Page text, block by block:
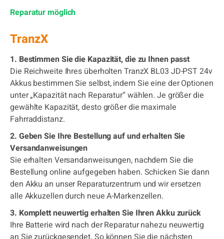
Reparatur möglich
TranzX
1. Bestimmen Sie die Kapazität, die zu Ihnen passt
Die Reichweite Ihres überholten TranzX BL03 JD-PST 24v
Akkus bestimmen Sie selbst, indem Sie eine der Optionen
unter „Kapazität nach Reparatur“ wählen. Je größer die
gewählte Kapazität, desto größer die maximale
Fahrraddistanz.
2. Geben Sie Ihre Bestellung auf und erhalten Sie
Versandanweisungen
Sie erhalten Versandanweisungen, nachdem Sie die
Bestellung online aufgegeben haben. Schicken Sie dann
den Akku an unser Reparaturzentrum und wir ersetzen
alle Akkuzellen durch neue A-Markenzellen.
3. Komplett neuwertig erhalten Sie Ihren Akku zurück
Ihre Batterie wird nach der Reparatur nahezu neuwertig